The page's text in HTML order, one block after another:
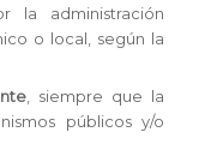
la administración
o local, según la
, siempre que la
públicos y/o